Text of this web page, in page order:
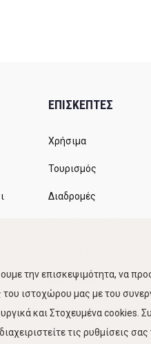
ΕΠΙΣΚΕΠΤΕΣ
Χρήσιμα
Τουρισμός
Διαδρομές
Κίνηση Λιμένος
την επισκεψιμότητα, να
ιστοχώρου μας με του
και Στοχευμένα cookies.
τις ρυθμίσεις